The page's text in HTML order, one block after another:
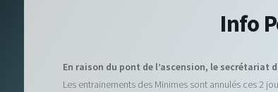
Info
En raison du pont de l’ascension, le secrétariat
Les entrainements des Minimes sont annulés ces 2